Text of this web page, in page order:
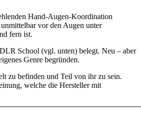
Hand-Augen-Koordination
vor den Augen unter
fern ist.
School (vgl. unten) belegt. Neu – aber
Genre begründen.
zu befinden und Teil von ihr zu sein.
welche die Hersteller mit